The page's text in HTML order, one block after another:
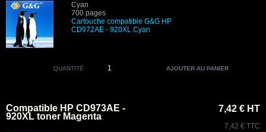
Cyan
700 pages
Cartouche compatible G&G HP
CD972AE - 920XL Cyan
QUANTITÉ
Compatible HP CD973AE -
920XL toner Magenta
7,42 € HT
7,42 € TTC